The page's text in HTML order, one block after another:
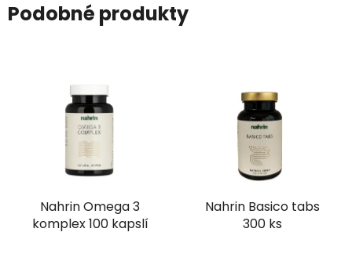
Podobné produkty
Nahrin Omega 3
komplex 100 kapslí
Nahrin Basico tabs
300 ks